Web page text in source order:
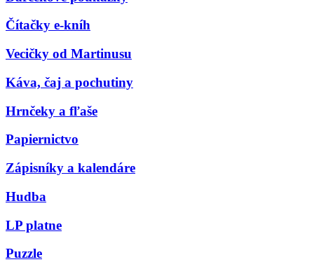
Čítačky e-kníh
Vecičky od Martinusu
Káva, čaj a pochutiny
Hrnčeky a fľaše
Papiernictvo
Zápisníky a kalendáre
Hudba
LP platne
Puzzle